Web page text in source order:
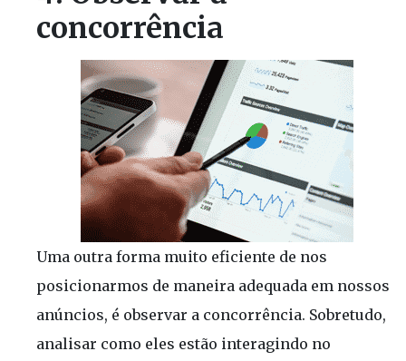
concorrência
Uma outra forma muito eficiente de nos
posicionarmos de maneira adequada em nossos
anúncios, é observar a concorrência. Sobretudo,
analisar como eles estão interagindo no